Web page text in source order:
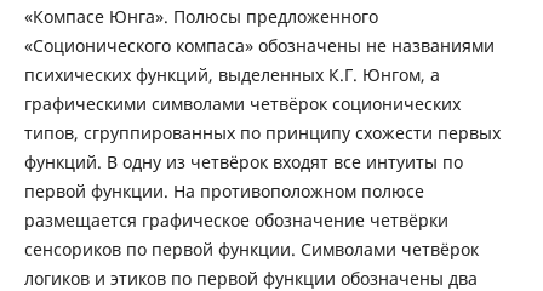
«Компасе Юнга». Полюсы предложенного
«Соционического компаса» обозначены не названиями
психических функций, выделенных К.Г. Юнгом, а
графическими символами четвёрок соционических
типов, сгруппированных по принципу схожести первых
функций. В одну из четвёрок входят все интуиты по
первой функции. На противоположном полюсе
размещается графическое обозначение четвёрки
сенсориков по первой функции. Символами четвёрок
логиков и этиков по первой функции обозначены два